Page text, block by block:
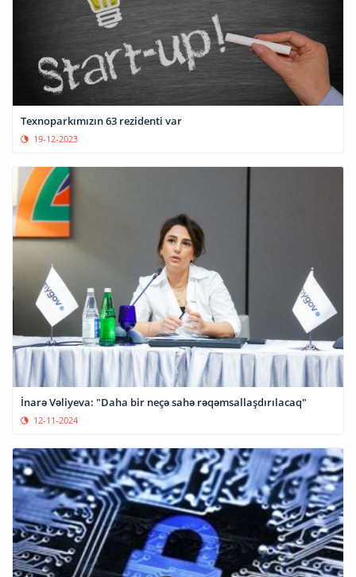
Texnoparkımızın 63 rezidenti var
19-12-2023
İnarə Vəliyeva: "Daha bir neçə sahə rəqəmsallaşdırılacaq"
12-11-2024